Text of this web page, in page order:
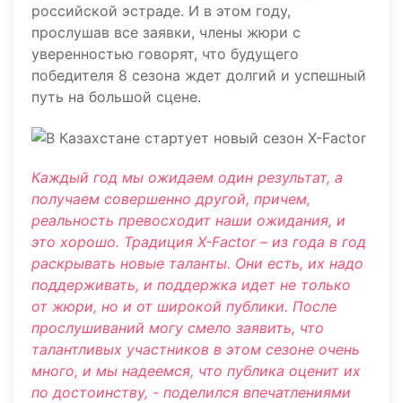
российской эстраде. И в этом году,
прослушав все заявки, члены жюри с
уверенностью говорят, что будущего
победителя 8 сезона ждет долгий и успешный
путь на большой сцене.
Каждый год мы ожидаем один результат, а
получаем совершенно другой, причем,
реальность превосходит наши ожидания, и
это хорошо. Традиция X-Factor – из года в год
раскрывать новые таланты. Они есть, их надо
поддерживать, и поддержка идет не только
от жюри, но и от широкой публики. После
прослушиваний могу смело заявить, что
талантливых участников в этом сезоне очень
много, и мы надеемся, что публика оценит их
по достоинству, - поделился впечатлениями